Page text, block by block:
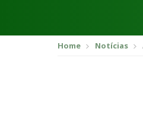
Home Notícias